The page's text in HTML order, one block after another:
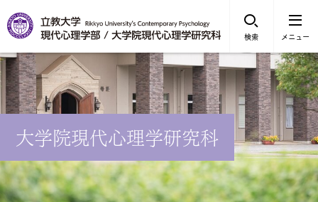
検索 メニュー
大学院現代心理学研究科